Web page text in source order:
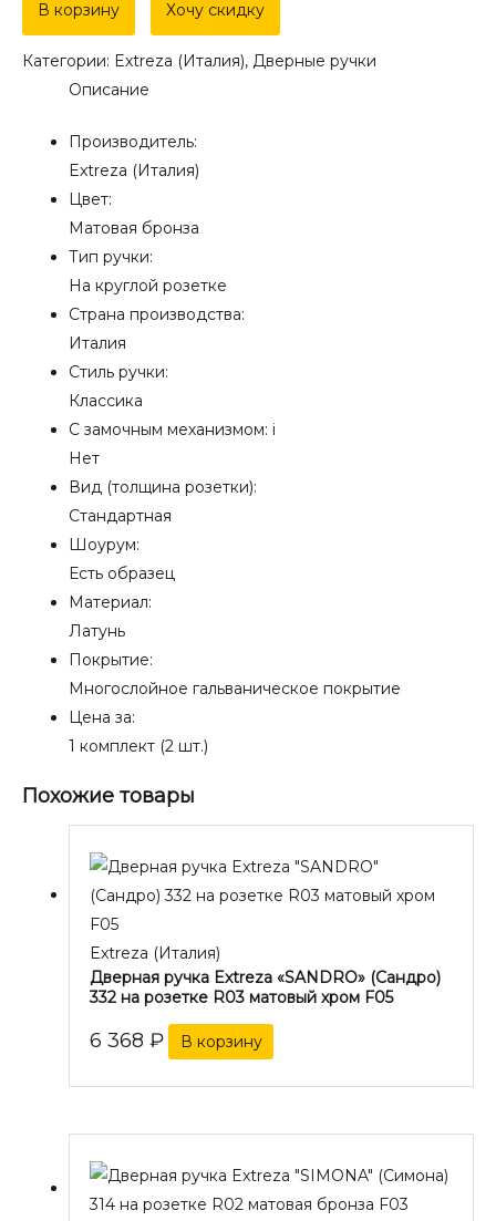
Дверная
ручка
Extreza
"DANIEL"
розетке
матовая
бронза
В корзину Хочу скидку
Категории: Extreza (Италия), Дверные ручки
Описание
Производитель:
Extreza (Италия)
Цвет:
Матовая бронза
Тип ручки:
На круглой розетке
Страна производства:
Италия
Стиль ручки:
Классика
С замочным механизмом: i
Нет
Вид (толщина розетки):
Стандартная
Шоурум:
Есть образец
Материал:
Латунь
Покрытие:
Многослойное гальваническое покрытие
Цена за:
1 комплект (2 шт.)
Похожие товары
Extreza (Италия)
Дверная ручка Extreza «SANDRO» (Сандро)
332 на розетке R03 матовый хром F05
6 368 ₽ В корзину